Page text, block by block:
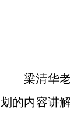
梁清华
划的内容讲